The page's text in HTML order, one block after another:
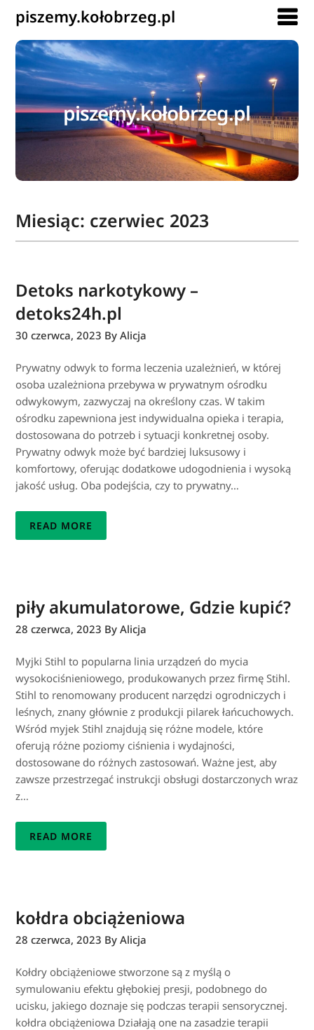
piszemy.kołobrzeg.pl
piszemy.kołobrzeg.pl
Miesiąc: czerwiec 2023
Detoks narkotykowy –
detoks24h.pl
30 czerwca, 2023 By Alicja
Prywatny odwyk to forma leczenia uzależnień, w której
osoba uzależniona przebywa w prywatnym ośrodku
odwykowym, zazwyczaj na określony czas. W takim
ośrodku zapewniona jest indywidualna opieka i terapia,
dostosowana do potrzeb i sytuacji konkretnej osoby.
Prywatny odwyk może być bardziej luksusowy i
komfortowy, oferując dodatkowe udogodnienia i wysoką
jakość usług. Oba podejścia, czy to prywatny…
READ MORE
piły akumulatorowe, Gdzie kupić?
28 czerwca, 2023 By Alicja
Myjki Stihl to popularna linia urządzeń do mycia
wysokociśnieniowego, produkowanych przez firmę Stihl.
Stihl to renomowany producent narzędzi ogrodniczych i
leśnych, znany głównie z produkcji pilarek łańcuchowych.
Wśród myjek Stihl znajdują się różne modele, które
oferują różne poziomy ciśnienia i wydajności,
dostosowane do różnych zastosowań. Ważne jest, aby
zawsze przestrzegać instrukcji obsługi dostarczonych wraz
z…
READ MORE
kołdra obciążeniowa
28 czerwca, 2023 By Alicja
Kołdry obciążeniowe stworzone są z myślą o
symulowaniu efektu głębokiej presji, podobnego do
ucisku, jakiego doznaje się podczas terapii sensorycznej.
kołdra obciążeniowa Działają one na zasadzie terapii